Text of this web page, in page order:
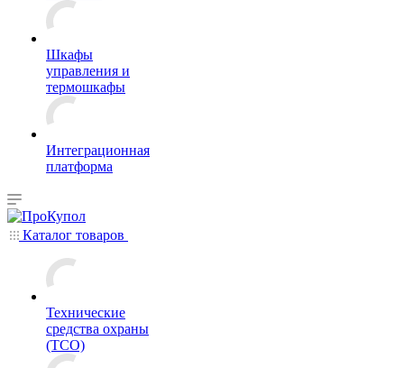
Шкафы
управления и
термошкафы
Интеграционная
платформа
Каталог товаров
Технические
средства охраны
(ТСО)